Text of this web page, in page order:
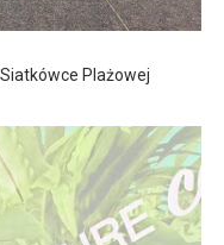
Plażowej